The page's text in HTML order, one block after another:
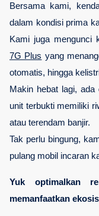
Bersama kami,
dalam kondisi prima
Kami juga mengunci
7G Plus yang
otomatis, hingga
Makin hebat lagi, ada
unit terbukti memiliki
atau terendam banjir.
Tak perlu bingung,
pulang mobil incaran
Yuk optimalkan
memanfaatkan